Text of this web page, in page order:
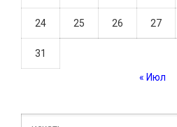
24 25 26 27
31
« Июл